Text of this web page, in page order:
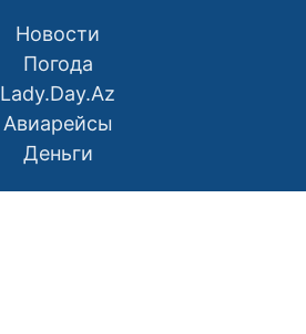
Новости
Погода
Lady.Day.Az
Авиарейсы
Деньги